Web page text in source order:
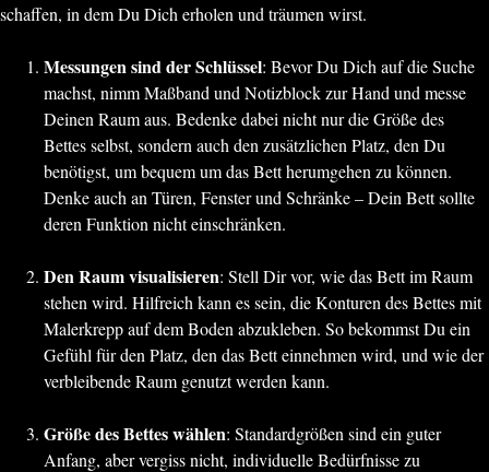
schaffen, in dem Du Dich erholen und träumen wirst.
Messungen sind der Schlüssel: Bevor Du Dich auf die Suche
machst, nimm Maßband und Notizblock zur Hand und messe
Deinen Raum aus. Bedenke dabei nicht nur die Größe des
Bettes selbst, sondern auch den zusätzlichen Platz, den Du
benötigst, um bequem um das Bett herumgehen zu können.
Denke auch an Türen, Fenster und Schränke – Dein Bett sollte
deren Funktion nicht einschränken.
Den Raum visualisieren: Stell Dir vor, wie das Bett im Raum
stehen wird. Hilfreich kann es sein, die Konturen des Bettes mit
Malerkrepp auf dem Boden abzukleben. So bekommst Du ein
Gefühl für den Platz, den das Bett einnehmen wird, und wie der
verbleibende Raum genutzt werden kann.
Größe des Bettes wählen: Standardgrößen sind ein guter
Anfang, aber vergiss nicht, individuelle Bedürfnisse zu